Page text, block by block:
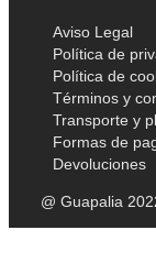
Aviso Legal
Política de
Política de
Términos y
Transporte y
Formas de
Devoluciones
@ Guapalia